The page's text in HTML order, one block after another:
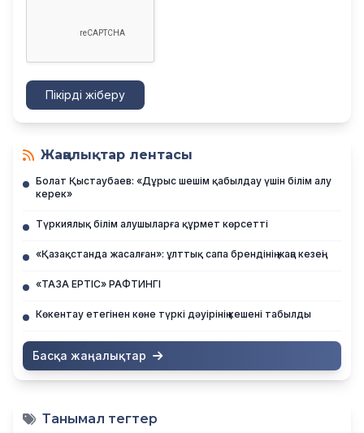
Пікірді жіберу
Жаңалықтар лентасы
Болат Қыстаубаев: «Дұрыс шешім қабылдау үшін білім алу
керек»
Түркиялық білім алушыларға құрмет көрсетті
«Қазақстанда жасалған»: ұлттық сапа брендінің жаңа кезеңі
«ТАЗА ЕРТІС» РАФТИНГІ
Көкентау етегінен көне түркі дәуірінің кешені табылды
Басқа жаңалықтар
Танымал тегтер